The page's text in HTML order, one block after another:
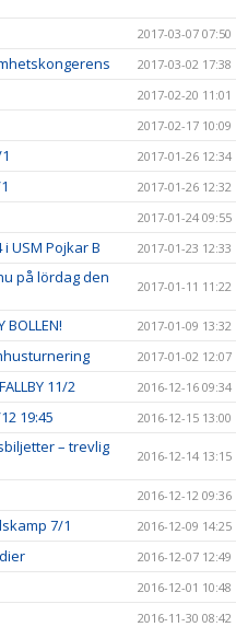
2017-03-07 07:50
2017-03-02 17:38
2017-02-20 11:01
2017-02-17 10:09
2017-01-26 12:34
2017-01-26 12:32
2017-01-24 09:55
USM Pojkar B 2017-01-23 12:33
på lördag den
2017-01-11 11:22
BOLLEN! 2017-01-09 13:32
2017-01-02 12:07
11/2 2016-12-16 09:34
19:45 2016-12-15 13:00
– trevlig
2016-12-14 13:15
2016-12-12 09:36
7/1 2016-12-09 14:25
2016-12-07 12:49
2016-12-01 10:48
2016-11-30 08:42